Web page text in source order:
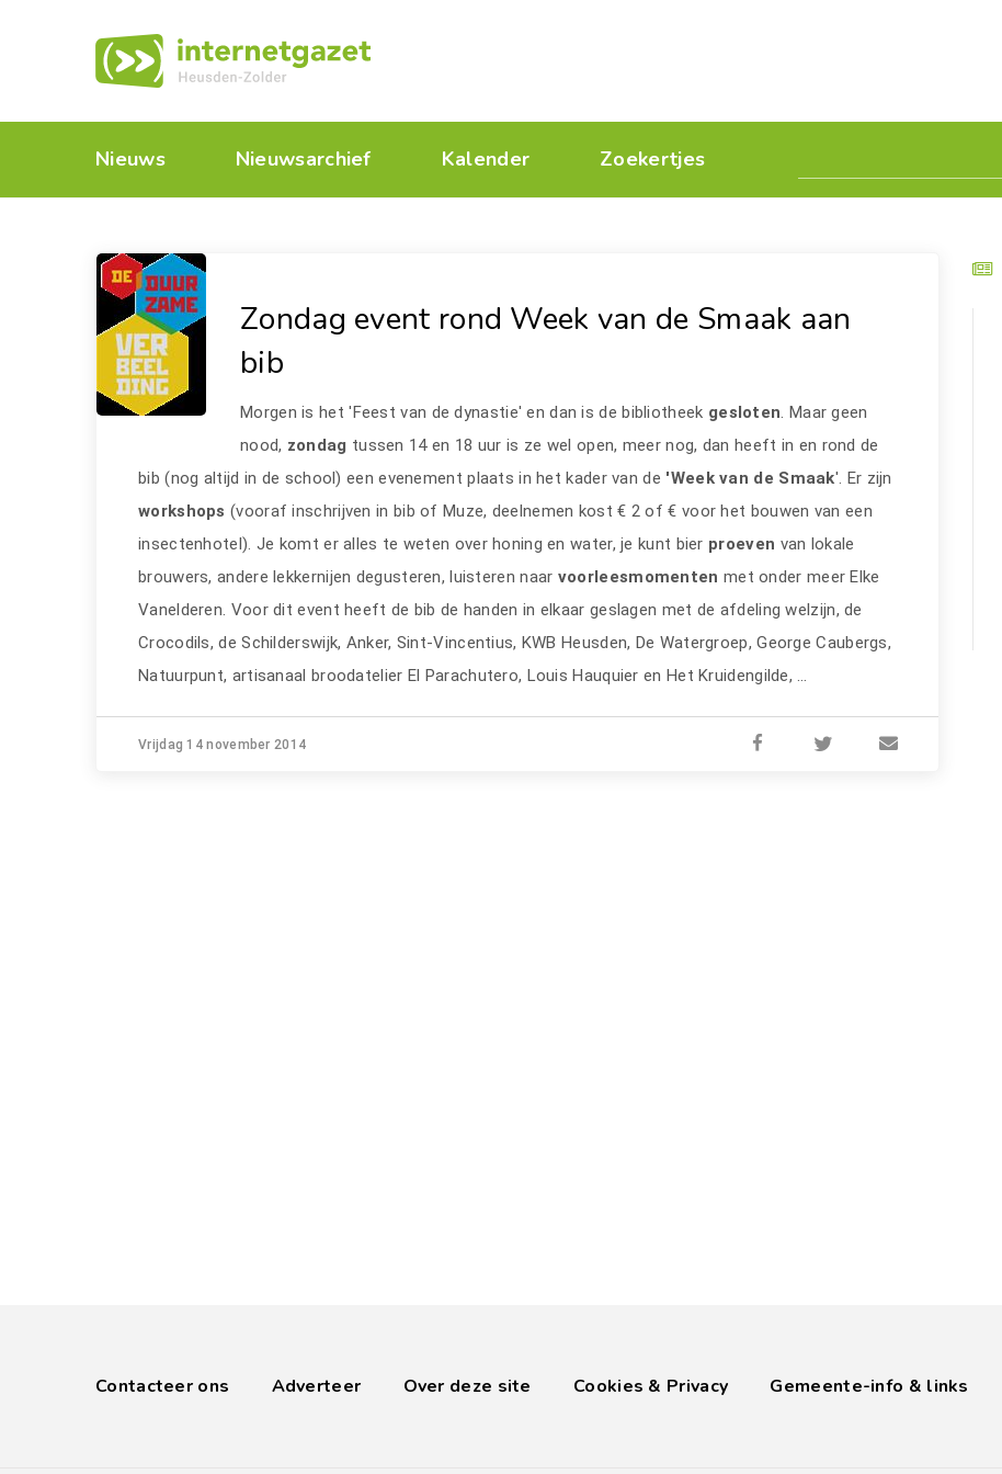
Nieuws Nieuwsarchief Kalender Zoekertjes
Zondag event rond Week van de Smaak aan
bib
Morgen is het 'Feest van de dynastie' en dan is de bibliotheek gesloten. Maar geen
nood, zondag tussen 14 en 18 uur is ze wel open, meer nog, dan heeft in en rond de
bib (nog altijd in de school) een evenement plaats in het kader van de 'Week van de Smaak'. Er zijn
workshops (vooraf inschrijven in bib of Muze, deelnemen kost € 2 of € voor het bouwen van een
insectenhotel). Je komt er alles te weten over honing en water, je kunt bier proeven van lokale
brouwers, andere lekkernijen degusteren, luisteren naar voorleesmomenten met onder meer Elke
Vanelderen. Voor dit event heeft de bib de handen in elkaar geslagen met de afdeling welzijn, de
Crocodils, de Schilderswijk, Anker, Sint-Vincentius, KWB Heusden, De Watergroep, George Caubergs,
Natuurpunt, artisanaal broodatelier El Parachutero, Louis Hauquier en Het Kruidengilde, …
Vrijdag 14 november 2014
Contacteer ons Adverteer Over deze site Cookies & Privacy Gemeente-info & links